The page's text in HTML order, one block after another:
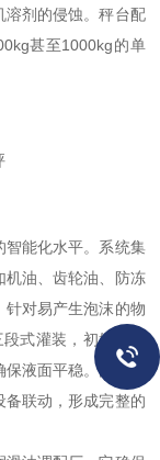
溶剂的侵蚀。秤台配
甚至1000kg的单
能化水平。系统集
机油、齿轮油、防冻
针对易产生泡沫的物
式灌装，初始低速
液面平稳。同时，
备联动，形成完整的